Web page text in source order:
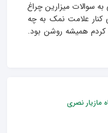
سوالات میزارین چراغ
علامت نمک به چه
کردم همیشه روشن بود.
مازیار نصری